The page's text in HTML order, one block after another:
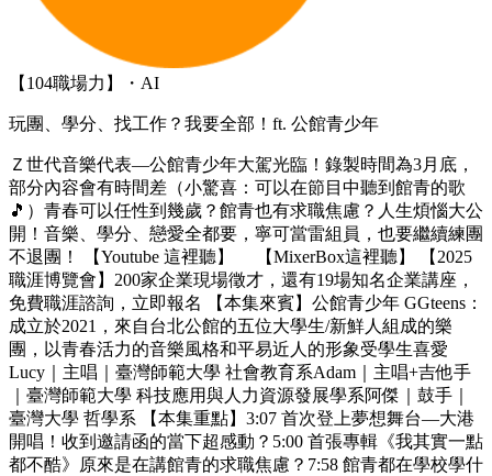
【104職場力】・AI
玩團、學分、找工作？我要全部！ft. 公館青少年
Ｚ世代音樂代表—公館青少年大駕光臨！錄製時間為3月底，
部分內容會有時間差（小驚喜：可以在節目中聽到館青的歌
🎵）青春可以任性到幾歲？館青也有求職焦慮？人生煩惱大公
開！音樂、學分、戀愛全都要，寧可當雷組員，也要繼續練團
不退團！ 【Youtube 這裡聽】 【MixerBox這裡聽】 【2025
職涯博覽會】200家企業現場徵才，還有19場知名企業講座，
免費職涯諮詢，立即報名 【本集來賓】公館青少年 GGteens：
成立於2021，來自台北公館的五位大學生/新鮮人組成的樂
團，以青春活力的音樂風格和平易近人的形象受學生喜愛
Lucy｜主唱｜臺灣師範大學 社會教育系Adam｜主唱+吉他手
｜臺灣師範大學 科技應用與人力資源發展學系阿傑｜鼓手｜
臺灣大學 哲學系 【本集重點】3:07 首次登上夢想舞台—大港
開唱！收到邀請函的當下超感動？5:00 首張專輯《我其實一點
都不酷》原來是在講館青的求職焦慮？7:58 館青都在學校學什